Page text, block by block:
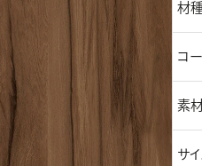
材
コ
素
サ